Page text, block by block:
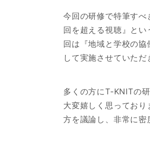
今回の研修で特筆す
回を超える視聴』と
回は『地域と学校の
して実施させていただ
多くの方にT-KNITの
大変嬉しく思ってお
方を議論し、非常に密